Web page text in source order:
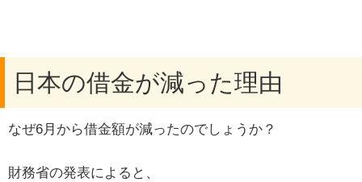
日本の借金が減った理由
なぜ6月から借金額が減ったのでしょうか？
財務省の発表によると、